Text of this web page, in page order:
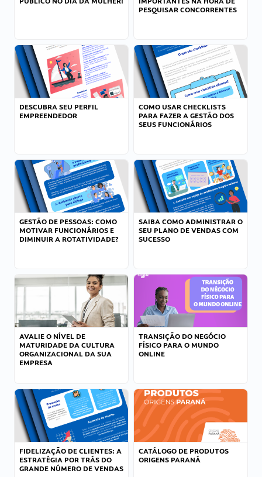
PESQUISAR CONCORRENTES
DESCUBRA SEU PERFIL
EMPREENDEDOR
COMO USAR CHECKLISTS
PARA FAZER A GESTÃO DOS
SEUS FUNCIONÁRIOS
GESTÃO DE PESSOAS: COMO
MOTIVAR FUNCIONÁRIOS E
DIMINUIR A ROTATIVIDADE?
SAIBA COMO ADMINISTRAR O
SEU PLANO DE VENDAS COM
SUCESSO
AVALIE O NÍVEL DE
MATURIDADE DA CULTURA
ORGANIZACIONAL DA SUA
EMPRESA
TRANSIÇÃO DO NEGÓCIO
FÍSICO PARA O MUNDO
ONLINE
FIDELIZAÇÃO DE CLIENTES: A
ESTRATÉGIA POR TRÁS DO
GRANDE NÚMERO DE VENDAS
CATÁLOGO DE PRODUTOS
ORIGENS PARANÁ